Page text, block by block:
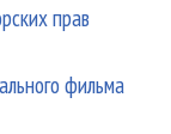
прав
фильма